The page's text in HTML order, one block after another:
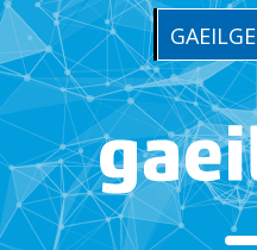
GAEILGE